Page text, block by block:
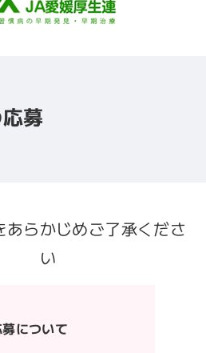
募
あらかじめご了承くださ
い
について